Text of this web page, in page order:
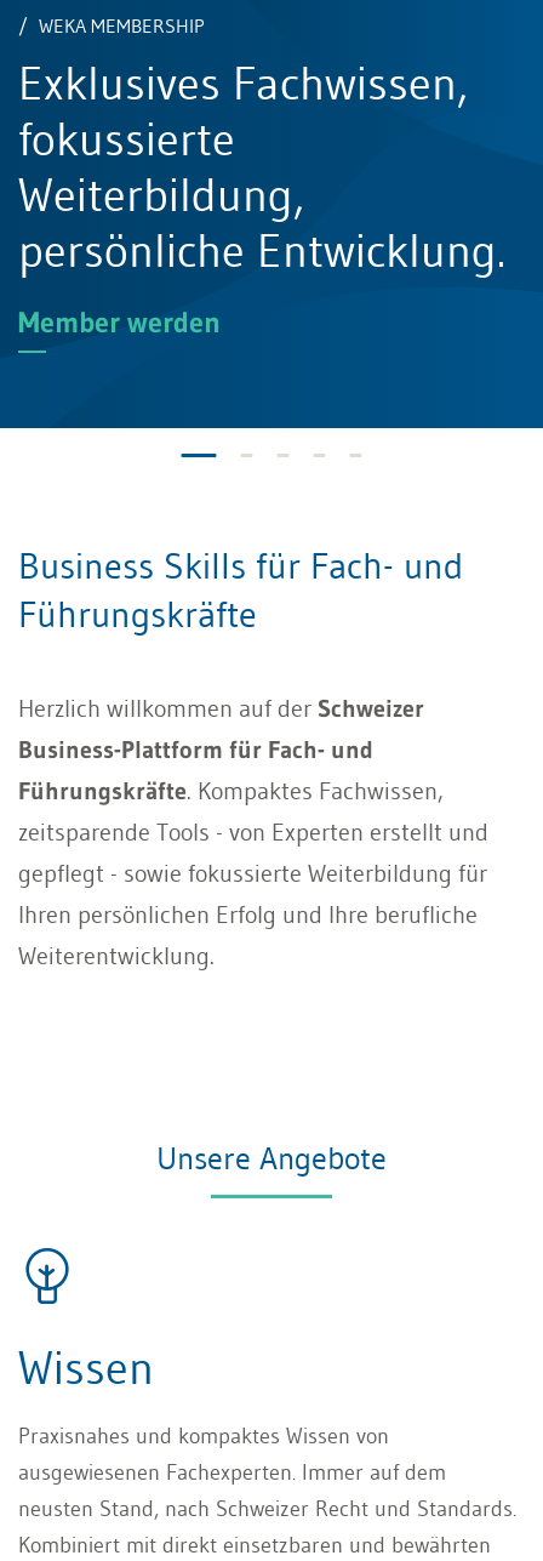
für die
Ihrer
Kompetenzen
WEKA MEMBERSHIP
Exklusives Fachwissen,
fokussierte
Weiterbildung,
persönliche Entwicklung.
Member werden
Business Skills für Fach- und
Führungskräfte
Herzlich willkommen auf der Schweizer
Business-Plattform für Fach- und
Führungskräfte. Kompaktes Fachwissen,
zeitsparende Tools - von Experten erstellt und
gepflegt - sowie fokussierte Weiterbildung für
Ihren persönlichen Erfolg und Ihre berufliche
Weiterentwicklung.
Unsere Angebote
Wissen
Praxisnahes und kompaktes Wissen von
ausgewiesenen Fachexperten. Immer auf dem
neusten Stand, nach Schweizer Recht und Standards.
Kombiniert mit direkt einsetzbaren und bewährten